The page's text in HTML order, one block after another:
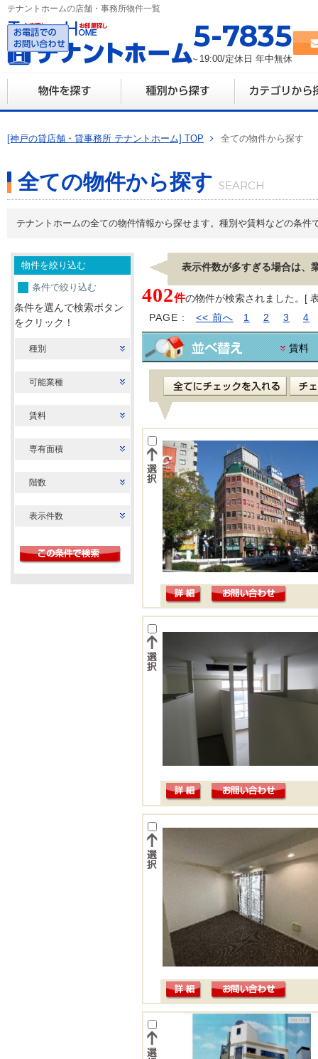
テナントホームの店舗・事務所物件一覧
078-335-7835
営業時間 10:00～19:00/定休日 年中無休
[神戸の貸店舗・貸事務所 テナントホーム] TOP 全ての物件から探す
全ての物件から探す
テナントホームの全ての物件情報から探せます。種別や賃料などの条件
物件を絞り込む
条件で絞り込む
条件を選んで検索ボタン
をクリック！
種別
可能業種
賃料
専有面積
階数
表示件数
表示件数が多すぎる場合は、
402件の物件が検索されました。[
PAGE :
<< 前へ 1 2 3 4
賃料